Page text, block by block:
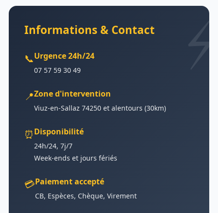
Informations & Contact
📞Urgence 24h/24
07 57 59 30 49
📍Zone d'intervention
Viuz-en-Sallaz 74250 et alentours (30km)
⏰Disponibilité
24h/24, 7j/7
Week-ends et jours fériés
💳Paiement accepté
CB, Espèces, Chèque, Virement